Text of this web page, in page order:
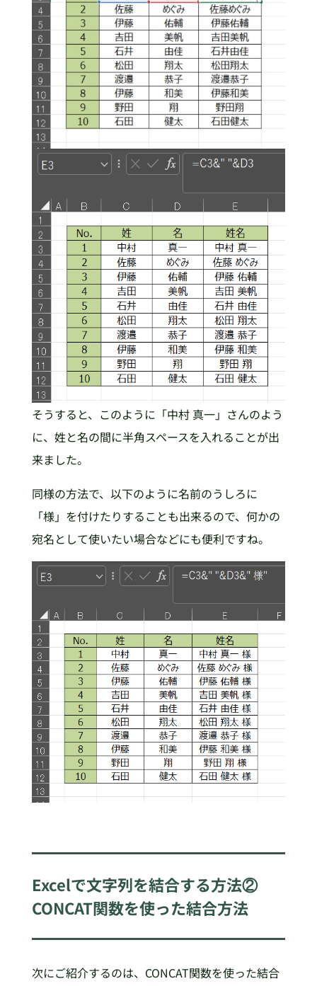
そうすると、このように「中村 真一」さんのよう
に、姓と名の間に半角スペースを入れることが出
来ました。
同様の方法で、以下のように名前のうしろに
「様」を付けたりすることも出来るので、何かの
宛名として使いたい場合などにも便利ですね。
Excelで文字列を結合する方法②
CONCAT関数を使った結合方法
次にご紹介するのは、CONCAT関数を使った結合